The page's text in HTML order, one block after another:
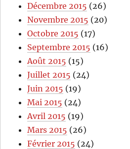
Décembre 2015 (26)
Novembre 2015 (20)
Octobre 2015 (17)
Septembre 2015 (16)
Août 2015 (15)
Juillet 2015 (24)
Juin 2015 (19)
Mai 2015 (24)
Avril 2015 (19)
Mars 2015 (26)
Février 2015 (24)